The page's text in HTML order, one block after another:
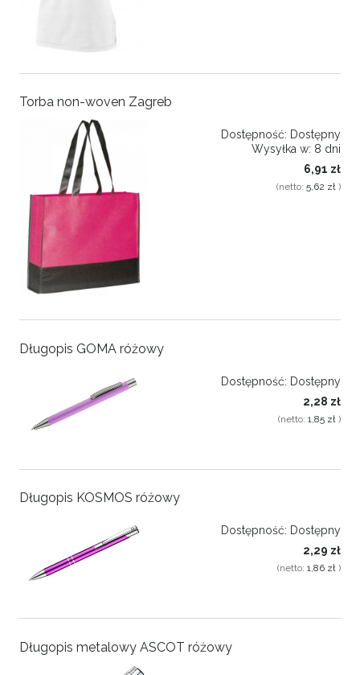
Torba non-woven Zagreb
Dostępność: Dostępny
Wysyłka w: 8 dni
6,91 zł
(netto: 5,62 zł )
Długopis GOMA różowy
Dostępność: Dostępny
2,28 zł
(netto: 1,85 zł )
Długopis KOSMOS różowy
Dostępność: Dostępny
2,29 zł
(netto: 1,86 zł )
Długopis metalowy ASCOT różowy